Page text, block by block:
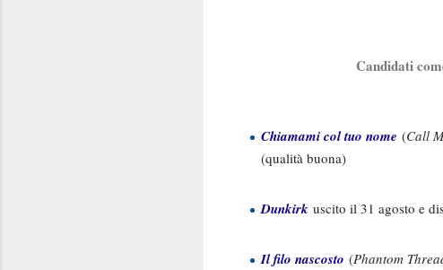
Candidati
Chiamami col tuo nome (Call
(qualità buona)
Dunkirk uscito il 31 agosto e
Il filo nascosto (Phantom